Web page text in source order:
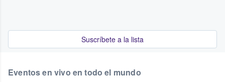
Suscríbete a la lista
Eventos en vivo en todo el mundo